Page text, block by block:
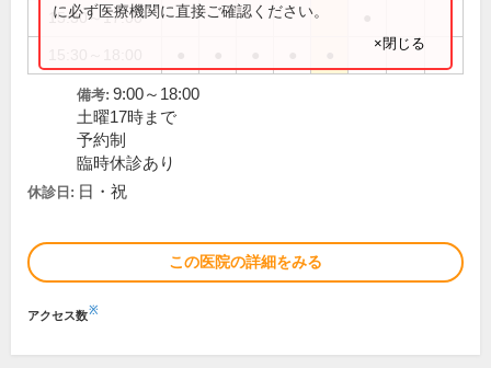
15:30～17:00
に必ず医療機関に直接ご確認ください。
×閉じる
備考: 9:00～18:00
土曜17時まで
予約制
臨時休診あり
休診日: 日・祝
この医院の詳細をみる
アクセス数※